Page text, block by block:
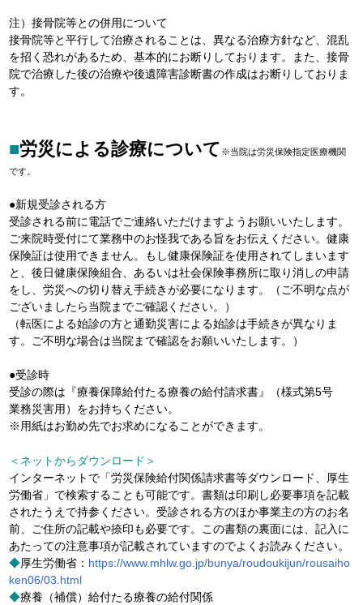
注）接骨院等との併用について
接骨院等と平行して治療されることは、異なる治療方針など、混乱
を招く恐れがあるため、基本的にお断りしております。また、接骨
院で治療した後の治療や後遺障害診断書の作成はお断りしておりま
す。
■労災による診療について ※当院は労災保険指定医療機関
です。
●新規受診される方
受診される前に電話でご連絡いただけますようお願いいたします。
ご来院時受付にて業務中のお怪我である旨をお伝えください。健康
保険証は使用できません。もし健康保険証を使用されてしまいます
と、後日健康保険組合、あるいは社会保険事務所に取り消しの申請
をし、労災への切り替え手続きが必要になります。（ご不明な点が
ございましたら当院までご確認ください。）
（転医による始診の方と通勤災害による始診は手続きが異なりま
す。ご不明な場合は当院まで確認をお願いいたします。）
●受診時
受診の際は『療養保障給付たる療養の給付請求書』（様式第5号
業務災害用）をお持ちください。
※用紙はお勤め先でお求めになることができます。
＜ネットからダウンロード＞
インターネットで「労災保険給付関係請求書等ダウンロード、厚生
労働省」で検索することも可能です。書類は印刷し必要事項を記載
されたうえで持参ください。受診される方のほか事業主の方のお名
前、ご住所の記載や捺印も必要です。この書類の裏面には、記入に
あたっての注意事項が記載されていますのでよくお読みください。
◆厚生労働省： https://www.mhlw.go.jp/bunya/roudoukijun/rousaiho
ken06/03.html
◆療養（補償）給付たる療養の給付関係